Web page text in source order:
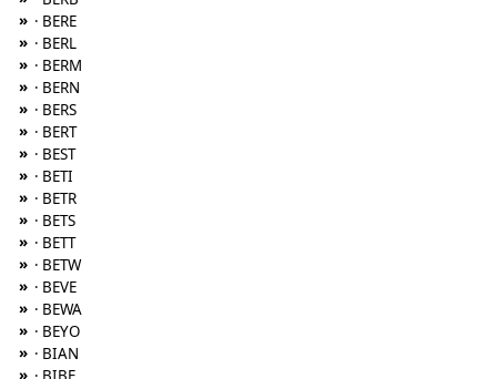
» · BERE
» · BERL
» · BERM
» · BERN
» · BERS
» · BERT
» · BEST
» · BETI
» · BETR
» · BETS
» · BETT
» · BETW
» · BEVE
» · BEWA
» · BEYO
» · BIAN
»